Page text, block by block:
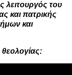
λειτουργός του
και πατρικής
και